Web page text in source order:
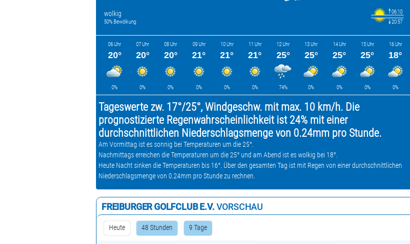
wolkig
50% Bewölkung
06:10
20:57
06 Uhr
20°
0%
07 Uhr
20°
0%
08 Uhr
20°
0%
09 Uhr
21°
0%
10 Uhr
21°
0%
11 Uhr
21°
0%
12 Uhr
25°
74%
13 Uhr
25°
0%
14 Uhr
25°
0%
15 Uhr
25°
0%
16 Uhr
18°
0%
Tageswerte zw. 17°/25°, Windgeschw. mit max. 10 km/h. Die
prognostizierte Regenwahrscheinlichkeit ist 24% mit einer
durchschnittlichen Niederschlagsmenge von 0.24mm pro Stunde.
Am Vormittag ist es sonnig bei Temperaturen um die 25°.
Nachmittags erreichen die Temperaturen um die 25° und am Abend ist es wolkig bei 18°.
Heute Nacht sinken die Temperaturen bis 16°. Über den gesamten Tag ist mit Regen von einer durchschnittlichen
Niederschlagsmenge von 0.24mm pro Stunde zu rechnen.
FREIBURGER GOLFCLUB E.V.VORSCHAU
Heute 48 Stunden 9 Tage